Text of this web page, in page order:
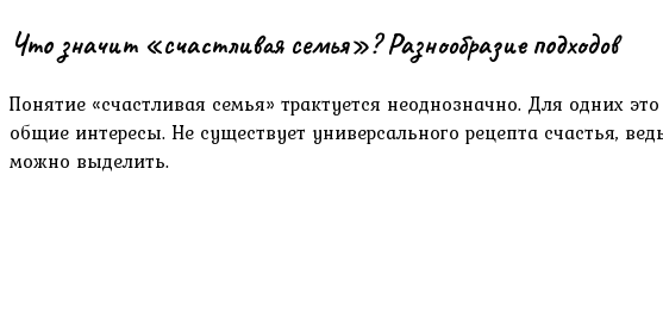
Что значит «счастливая семья»? Разнообразие подходов
Понятие «счастливая семья» трактуется неоднозначно. Для одних
общие интересы. Не существует универсального рецепта счастья,
можно выделить.